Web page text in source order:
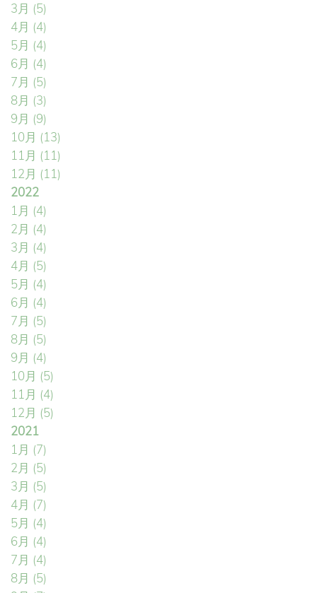
3月 (5)
4月 (4)
5月 (4)
6月 (4)
7月 (5)
8月 (3)
9月 (9)
10月 (13)
11月 (11)
12月 (11)
2022
1月 (4)
2月 (4)
3月 (4)
4月 (5)
5月 (4)
6月 (4)
7月 (5)
8月 (5)
9月 (4)
10月 (5)
11月 (4)
12月 (5)
2021
1月 (7)
2月 (5)
3月 (5)
4月 (7)
5月 (4)
6月 (4)
7月 (4)
8月 (5)